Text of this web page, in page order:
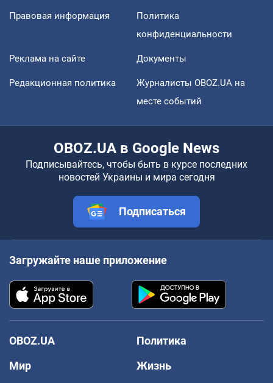
Правовая информация
Политика
конфиденциальности
Реклама на сайте Документы
Редакционная политика
Журналисты OBOZ.UA на
месте событий
OBOZ.UA в Google News
Подписывайтесь, чтобы быть в курсе последних
новостей Украины и мира сегодня
Подписаться
Загружайте наше приложение
OBOZ.UA
Политика
Мир
Жизнь